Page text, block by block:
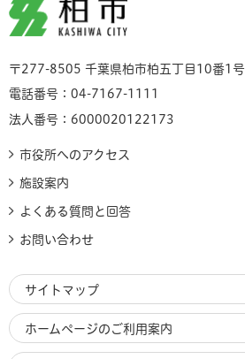
柏市
〒277-8505 千葉県柏市柏五丁目10番1号
電話番号：04-7167-1111
法人番号：6000020122173
市役所へのアクセス
施設案内
よくある質問と回答
お問い合わせ
サイトマップ
ホームページのご利用案内